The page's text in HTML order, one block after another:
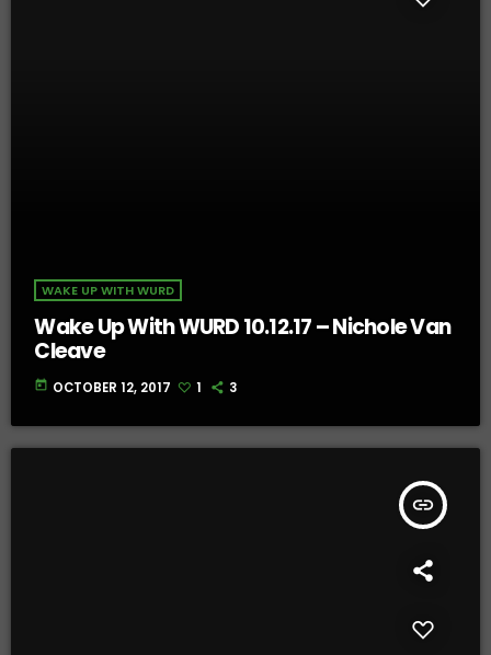
WAKE UP WITH WURD
Wake Up With WURD 10.12.17 – Nichole Van
Cleave
today OCTOBER 12, 2017 1 3
insert_link